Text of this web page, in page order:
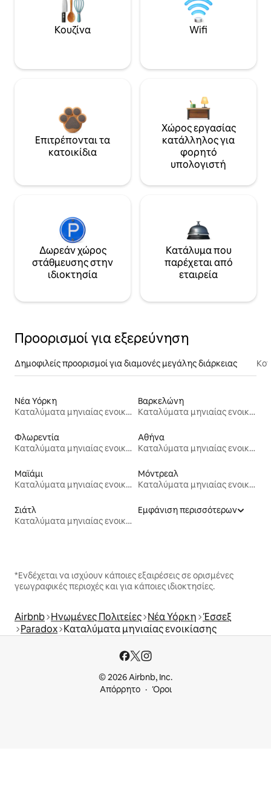
Κουζίνα Wifi
Επιτρέπονται τα
κατοικίδια
Χώρος εργασίας
κατάλληλος για
φορητό
υπολογιστή
Δωρεάν χώρος
στάθμευσης στην
ιδιοκτησία
Κατάλυμα που
παρέχεται από
εταιρεία
Προορισμοί για εξερεύνηση
Δημοφιλείς προορισμοί για διαμονές μεγάλης διάρκειας
Νέα Υόρκη
Καταλύματα μηνιαίας ενοικίασης
Βαρκελώνη
Καταλύματα μηνιαίας ενοικίασης
Φλωρεντία
Καταλύματα μηνιαίας ενοικίασης
Αθήνα
Καταλύματα μηνιαίας ενοικίασης
Μαϊάμι
Καταλύματα μηνιαίας ενοικίασης
Μόντρεαλ
Καταλύματα μηνιαίας ενοικίασης
Σιάτλ
Καταλύματα μηνιαίας ενοικίασης
Εμφάνιση περισσότερων
*Ενδέχεται να ισχύουν κάποιες εξαιρέσεις σε ορισμένες
γεωγραφικές περιοχές και για κάποιες ιδιοκτησίες.
Airbnb Ηνωμένες Πολιτείες Νέα Υόρκη Έσσεξ
Paradox Καταλύματα μηνιαίας ενοικίασης
© 2026 Airbnb, Inc.
Απόρρητο
Όροι